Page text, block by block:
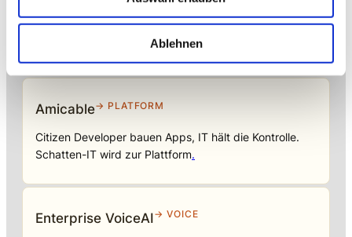
Ablehnen
KI-Fundament für Unternehmen. On-prem.
Einsatzbereit in Wochen, nicht Quartalen
Amicable→ PLATFORM
Citizen Developer bauen Apps, IT hält die Kontrolle.
Schatten-IT wird zur Plattform.
Enterprise VoiceAI→ VOICE